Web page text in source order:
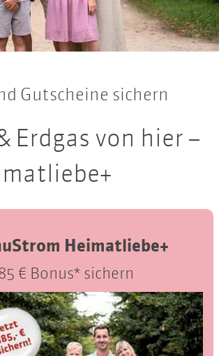
Gutscheine sichern
Erdgas von hier –
Heimatliebe+
€ Bonus* sichern